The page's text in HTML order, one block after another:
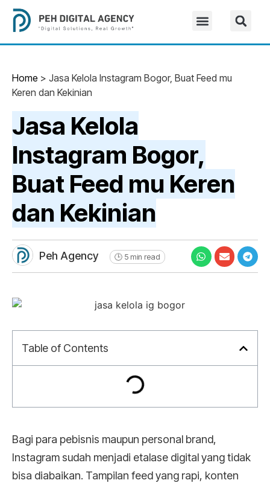
Home > Jasa Kelola Instagram Bogor, Buat Feed mu
Keren dan Kekinian
Jasa Kelola
Instagram Bogor,
Buat Feed mu Keren
dan Kekinian
Peh Agency 🕒 5 min read
Table of Contents
Bagi para pebisnis maupun personal brand,
Instagram sudah menjadi etalase digital yang tidak
bisa diabaikan. Tampilan feed yang rapi, konten